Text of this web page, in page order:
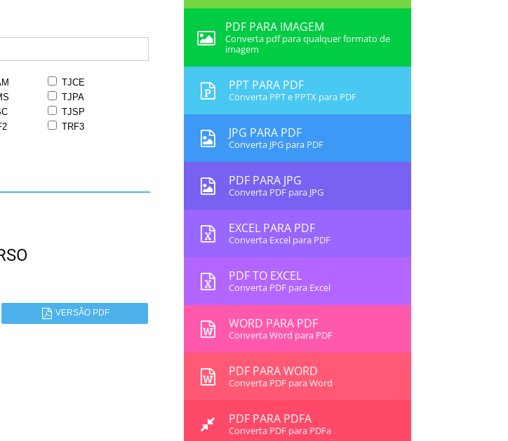
TJCE
TJPA
TJSP
TRF3
VERSÃO PDF
PDF PARA IMAGEM
Converta pdf para qualquer formato de
imagem
PPT PARA PDF
Converta PPT e PPTX para PDF
JPG PARA PDF
Converta JPG para PDF
PDF PARA JPG
Converta PDF para JPG
EXCEL PARA PDF
Converta Excel para PDF
PDF TO EXCEL
Converta PDF para Excel
WORD PARA PDF
Converta Word para PDF
PDF PARA WORD
Converta PDF para Word
PDF PARA PDFA
Converta PDF para PDFa